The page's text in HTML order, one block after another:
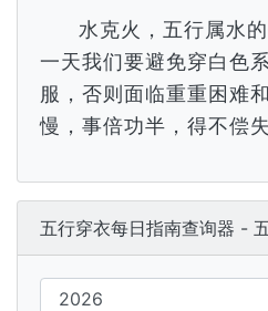
水克火，五行属水
一天我们要避免穿白色
服，否则面临重重困难
慢，事倍功半，得不偿失
五行穿衣每日指南查询器 -